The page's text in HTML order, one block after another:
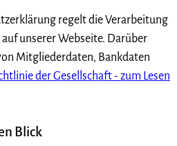
regelt die Verarbeitung
unserer Webseite. Darüber
Mitgliederdaten, Bankdaten
der Gesellschaft - zum Lesen
Blick